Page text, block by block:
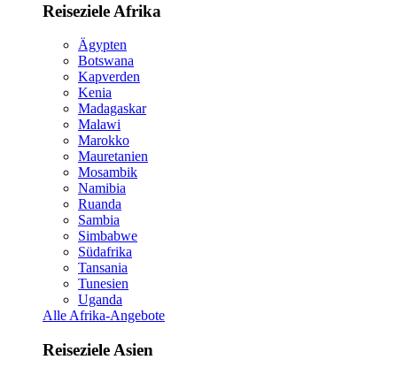
Reiseziele Afrika
Ägypten
Botswana
Kapverden
Kenia
Madagaskar
Malawi
Marokko
Mauretanien
Mosambik
Namibia
Ruanda
Sambia
Simbabwe
Südafrika
Tansania
Tunesien
Uganda
Alle Afrika-Angebote
Reiseziele Asien